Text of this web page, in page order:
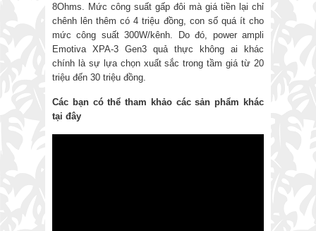
8Ohms. Mức công suất gấp đôi mà giá tiền lại chỉ
chênh lên thêm có 4 triệu đồng, con số quá ít cho
mức công suất 300W/kênh. Do đó, power ampli
Emotiva XPA-3 Gen3 quả thực không ai khác
chính là sự lựa chọn xuất sắc trong tầm giá từ 20
triệu đến 30 triệu đồng.
Các bạn có thể tham khảo các sản phẩm khác
tại đây